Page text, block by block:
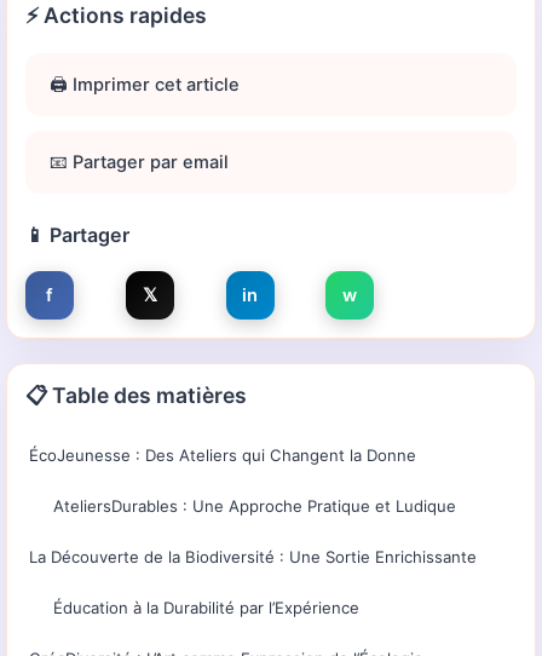
⚡ Actions rapides
🖨️ Imprimer cet article
📧 Partager par email
📱 Partager
f 𝕏 in w
📋 Table des matières
ÉcoJeunesse : Des Ateliers qui Changent la Donne
AteliersDurables : Une Approche Pratique et Ludique
La Découverte de la Biodiversité : Une Sortie Enrichissante
Éducation à la Durabilité par l’Expérience